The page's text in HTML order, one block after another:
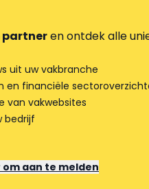
partneren ontdek alle
uit uw vakbranche
en financiële
van vakwebsites
bedrijf
om aan te melden